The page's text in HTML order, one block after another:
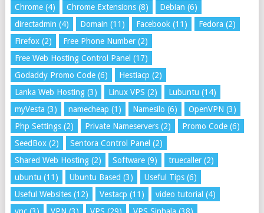
Chrome(4) Chrome Extensions(8) Debian (6)
directadmin (4) Domain (11) Facebook (11) Fedora (2)
Firefox(2) Free Phone Number(2)
Free Web Hosting Control Panel (17)
Godaddy Promo Code(6) Hestiacp (2)
Lanka Web Hosting(3) Linux VPS (2) Lubuntu (14)
myVesta (3) namecheap (1) Namesilo (6) OpenVPN (3)
Php Settings(2) Private Nameservers(2) Promo Code(6)
SeedBox(2) Sentora Control Panel (2)
Shared Web Hosting(2) Software(9) truecaller(2)
ubuntu (11) Ubuntu Based (3) Useful Tips(6)
Useful Websites(12) Vestacp (11) video tutorial (4)
vnc(3) VPN (3) VPS (29) VPS Sinhala (38)